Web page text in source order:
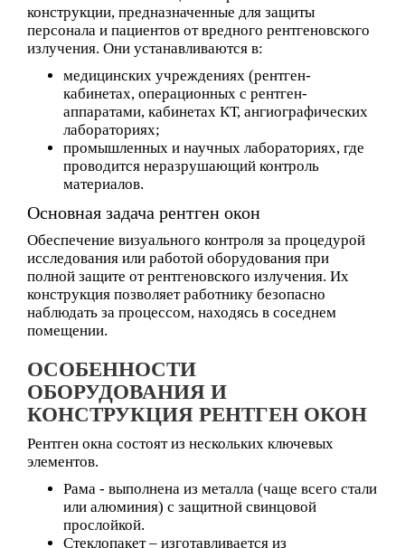
конструкции, предназначенные для защиты
персонала и пациентов от вредного рентгеновского
излучения. Они устанавливаются в:
медицинских учреждениях (рентген-
кабинетах, операционных с рентген-
аппаратами, кабинетах КТ, ангиографических
лабораториях;
промышленных и научных лабораториях, где
проводится неразрушающий контроль
материалов.
Основная задача рентген окон
Обеспечение визуального контроля за процедурой
исследования или работой оборудования при
полной защите от рентгеновского излучения. Их
конструкция позволяет работнику безопасно
наблюдать за процессом, находясь в соседнем
помещении.
ОСОБЕННОСТИ
ОБОРУДОВАНИЯ И
КОНСТРУКЦИЯ РЕНТГЕН ОКОН
Рентген окна состоят из нескольких ключевых
элементов.
Рама - выполнена из металла (чаще всего стали
или алюминия) с защитной свинцовой
прослойкой.
Стеклопакет– изготавливается из